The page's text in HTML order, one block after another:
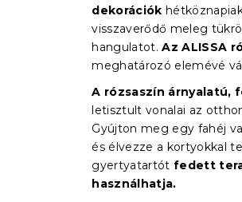
dekorációk
visszaverődő meleg
hangulatot.Az ALISSA
meghatározó elemévé
A rózsaszín árnyalatú,
letisztult vonalai az
Gyújton meg egy fahéj
és élvezze a kortyokkal
gyertyatartótfedett
használhatja.